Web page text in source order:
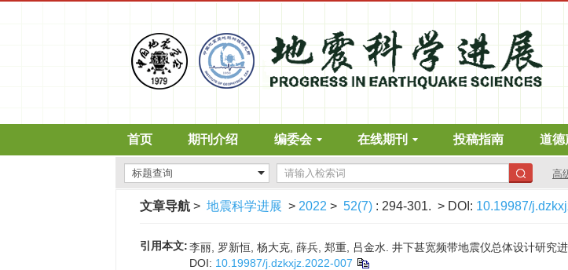
首页 期刊介绍 编委会 在线期刊 投稿指南 道德
高
文章导航 > 地震科学进展 > 2022 > 52(7) : 294-301. > DOI: 10.19987/
引用本文:李丽, 罗新恒, 杨大克, 薛兵, 郑重, 吕金水. 井下甚宽频带地震仪总体设计研究
DOI: 10.19987/j.dzkxjz.2022-007